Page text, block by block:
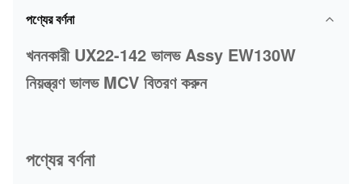
পণ্যের বর্ণনা
খননকারী UX22-142 ভালভ Assy EW130W
নিয়ন্ত্রণ ভালভ MCV বিতরণ করুন
পণ্যের বর্ণনা